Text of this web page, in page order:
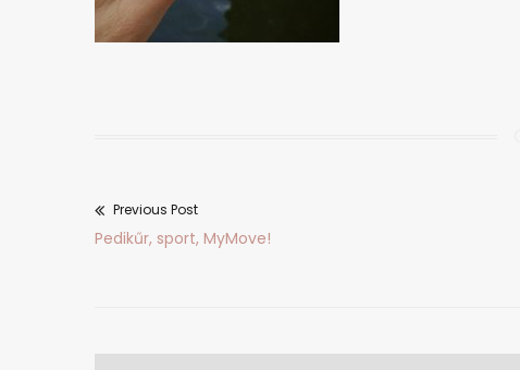
Bejegyzés
Previous Post
Previous
Pedikűr, sport, MyMove!